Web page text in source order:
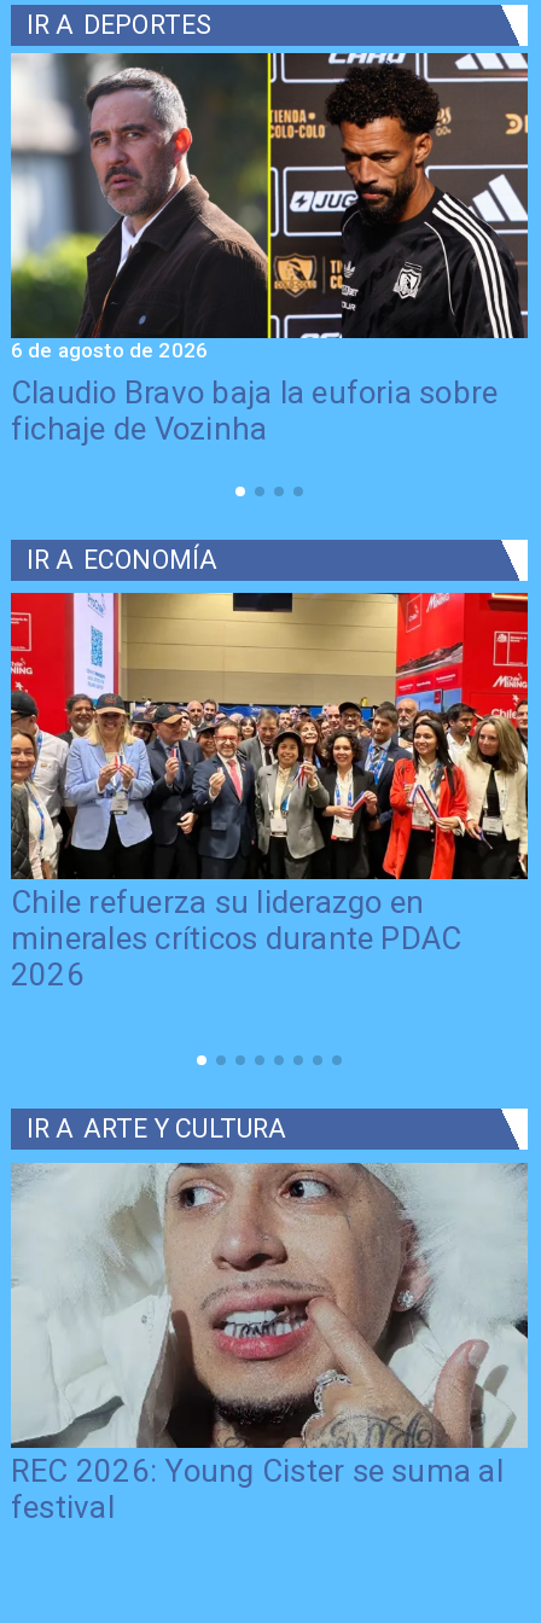
IR A DEPORTES
Claudio Bravo baja la euforia sobre
fichaje de Vozinha
6 de agosto de 2026
IR A ECONOMÍA
Chile refuerza su liderazgo en
minerales críticos durante PDAC
2026
IR A ARTE Y CULTURA
REC 2026: Young Cister se suma al
festival